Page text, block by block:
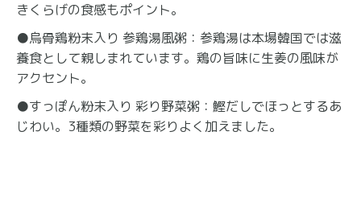
きくらげの食感もポイント。
●烏骨鶏粉末入り 参鶏湯風粥：参鶏湯は本場韓国では滋
養食として親しまれています。鶏の旨味に生姜の風味が
アクセント。
●すっぽん粉末入り 彩り野菜粥：鰹だしでほっとするあ
じわい。3種類の野菜を彩りよく加えました。